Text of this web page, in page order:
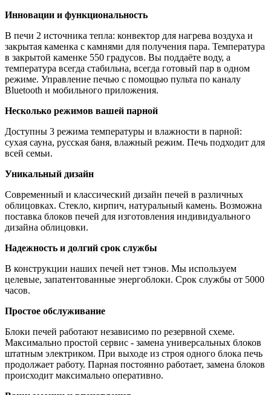
Инновации и функциональность
В печи 2 источника тепла: конвектор для нагрева воздуха и
закрытая каменка с камнями для получения пара. Температура
в закрытой каменке 550 градусов. Вы поддаёте воду, а
температура всегда стабильна, всегда готовый пар в одном
режиме. Управление печью с помощью пульта по каналу
Bluetooth и мобильного приложения.
Несколько режимов вашей парной
Доступны 3 режима температуры и влажности в парной:
сухая сауна, русская баня, влажный режим. Печь подходит для
всей семьи.
Уникальный дизайн
Современный и классический дизайн печей в различных
облицовках. Стекло, кирпич, натуральный камень. Возможна
поставка блоков печей для изготовления индивидуального
дизайна облицовки.
Надежность и долгий срок службы
В конструкции наших печей нет тэнов. Мы используем
целевые, запатентованные энергоблоки. Срок службы от 5000
часов.
Простое обслуживание
Блоки печей работают независимо по резервной схеме.
Максимально простой сервис - замена универсальных блоков
штатным электриком. При выходе из строя одного блока печь
продолжает работу. Парная постоянно работает, замена блоков
происходит максимально оперативно.